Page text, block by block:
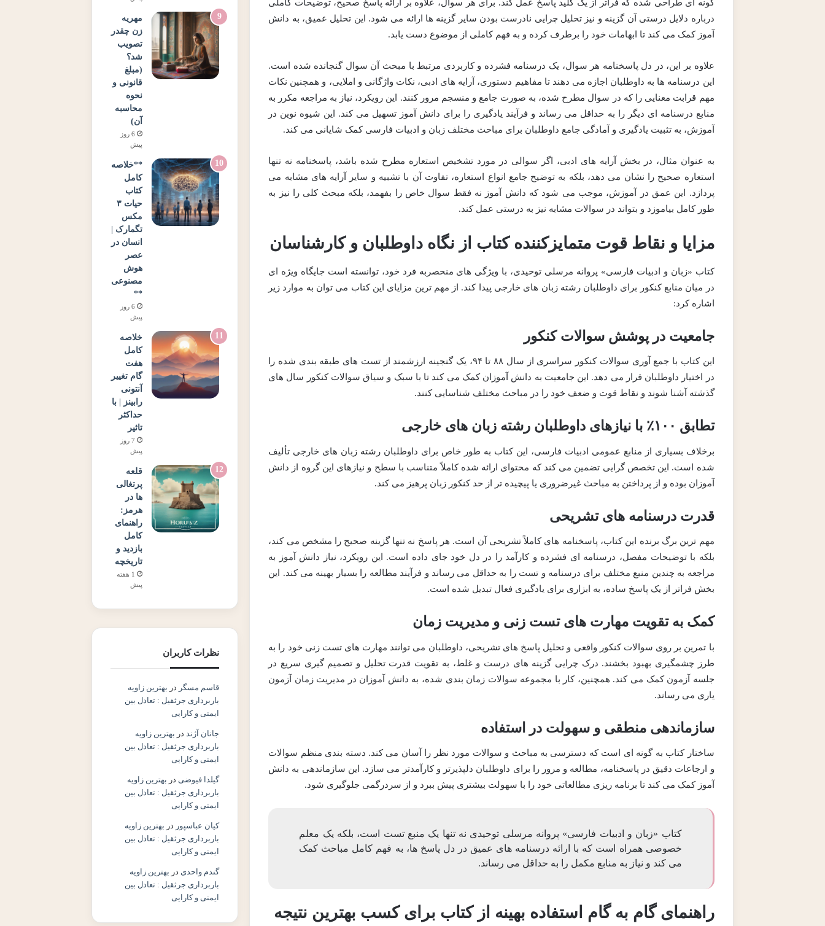
گونه ای طراحی شده که فراتر از یک کلید پاسخ عمل کند. برای هر سوال، علاوه بر ارائه پاسخ صحیح، توضیحات کاملی
درباره دلایل درستی آن گزینه و نیز تحلیل چرایی نادرست بودن سایر گزینه ها ارائه می شود. این تحلیل عمیق، به دانش
آموز کمک می کند تا ابهامات خود را برطرف کرده و به فهم کاملی از موضوع دست یابد.
علاوه بر این، در دل پاسخنامه هر سوال، یک درسنامه فشرده و کاربردی مرتبط با مبحث آن سوال گنجانده شده است.
این درسنامه ها به داوطلبان اجازه می دهند تا مفاهیم دستوری، آرایه های ادبی، نکات واژگانی و املایی، و همچنین نکات
مهم قرابت معنایی را که در سوال مطرح شده، به صورت جامع و منسجم مرور کنند. این رویکرد، نیاز به مراجعه مکرر به
منابع درسنامه ای دیگر را به حداقل می رساند و فرآیند یادگیری را برای دانش آموز تسهیل می کند. این شیوه نوین در
آموزش، به تثبیت یادگیری و آمادگی جامع داوطلبان برای مباحث مختلف زبان و ادبیات فارسی کمک شایانی می کند.
به عنوان مثال، در بخش آرایه های ادبی، اگر سوالی در مورد تشخیص استعاره مطرح شده باشد، پاسخنامه نه تنها
استعاره صحیح را نشان می دهد، بلکه به توضیح جامع انواع استعاره، تفاوت آن با تشبیه و سایر آرایه های مشابه می
پردازد. این عمق در آموزش، موجب می شود که دانش آموز نه فقط سوال خاص را بفهمد، بلکه مبحث کلی را نیز به
طور کامل بیاموزد و بتواند در سوالات مشابه نیز به درستی عمل کند.
مزایا و نقاط قوت متمایزکننده کتاب از نگاه داوطلبان و کارشناسان
کتاب «زبان و ادبیات فارسی» پروانه مرسلی توحیدی، با ویژگی های منحصربه فرد خود، توانسته است جایگاه ویژه ای
در میان منابع کنکور برای داوطلبان رشته زبان های خارجی پیدا کند. از مهم ترین مزایای این کتاب می توان به موارد زیر
اشاره کرد:
جامعیت در پوشش سوالات کنکور
این کتاب با جمع آوری سوالات کنکور سراسری از سال ۸۸ تا ۹۴، یک گنجینه ارزشمند از تست های طبقه بندی شده را
در اختیار داوطلبان قرار می دهد. این جامعیت به دانش آموزان کمک می کند تا با سبک و سیاق سوالات کنکور سال های
گذشته آشنا شوند و نقاط قوت و ضعف خود را در مباحث مختلف شناسایی کنند.
تطابق ۱۰۰٪ با نیازهای داوطلبان رشته زبان های خارجی
برخلاف بسیاری از منابع عمومی ادبیات فارسی، این کتاب به طور خاص برای داوطلبان رشته زبان های خارجی تألیف
شده است. این تخصص گرایی تضمین می کند که محتوای ارائه شده کاملاً متناسب با سطح و نیازهای این گروه از دانش
آموزان بوده و از پرداختن به مباحث غیرضروری یا پیچیده تر از حد کنکور زبان پرهیز می کند.
قدرت درسنامه های تشریحی
مهم ترین برگ برنده این کتاب، پاسخنامه های کاملاً تشریحی آن است. هر پاسخ نه تنها گزینه صحیح را مشخص می کند،
بلکه با توضیحات مفصل، درسنامه ای فشرده و کارآمد را در دل خود جای داده است. این رویکرد، نیاز دانش آموز به
مراجعه به چندین منبع مختلف برای درسنامه و تست را به حداقل می رساند و فرآیند مطالعه را بسیار بهینه می کند. این
بخش فراتر از یک پاسخ ساده، به ابزاری برای یادگیری فعال تبدیل شده است.
کمک به تقویت مهارت های تست زنی و مدیریت زمان
با تمرین بر روی سوالات کنکور واقعی و تحلیل پاسخ های تشریحی، داوطلبان می توانند مهارت های تست زنی خود را به
طرز چشمگیری بهبود بخشند. درک چرایی گزینه های درست و غلط، به تقویت قدرت تحلیل و تصمیم گیری سریع در
جلسه آزمون کمک می کند. همچنین، کار با مجموعه سوالات زمان بندی شده، به دانش آموزان در مدیریت زمان آزمون
یاری می رساند.
سازماندهی منطقی و سهولت در استفاده
ساختار کتاب به گونه ای است که دسترسی به مباحث و سوالات مورد نظر را آسان می کند. دسته بندی منظم سوالات
و ارجاعات دقیق در پاسخنامه، مطالعه و مرور را برای داوطلبان دلپذیرتر و کارآمدتر می سازد. این سازماندهی به دانش
آموز کمک می کند تا برنامه ریزی مطالعاتی خود را با سهولت بیشتری پیش ببرد و از سردرگمی جلوگیری شود.
کتاب «زبان و ادبیات فارسی» پروانه مرسلی توحیدی نه تنها یک منبع تست است، بلکه یک معلم
خصوصی همراه است که با ارائه درسنامه های عمیق در دل پاسخ ها، به فهم کامل مباحث کمک
می کند و نیاز به منابع مکمل را به حداقل می رساند.
راهنمای گام به گام استفاده بهینه از کتاب برای کسب بهترین نتیجه
مهریه
زن چقدر
تصویب
شد؟
(مبلغ
قانونی و
نحوه
محاسبه
آن)
6 روز
پیش
**خلاصه
کامل
کتاب
حیات ۳
مکس
تگمارک |
انسان در
عصر
هوش
مصنوعی
**
6 روز
پیش
خلاصه
کامل
هفت
گام تغییر
آنتونی
رابینز | با
حداکثر
تاثیر
7 روز
پیش
قلعه
پرتغالی
ها در
هرمز:
راهنمای
کامل
بازدید و
تاریخچه
1 هفته
پیش
نظرات کاربران
قاسم مسگر در بهترین زاویه
باربرداری جرثقیل : تعادل بین
ایمنی و کارایی
جانان آژنددر بهترین زاویه
باربرداری جرثقیل : تعادل بین
ایمنی و کارایی
گیلدا فیوضی در بهترین زاویه
باربرداری جرثقیل : تعادل بین
ایمنی و کارایی
کیان عباسپور در بهترین زاویه
باربرداری جرثقیل : تعادل بین
ایمنی و کارایی
گندم واحدیدر بهترین زاویه
باربرداری جرثقیل : تعادل بین
ایمنی و کارایی